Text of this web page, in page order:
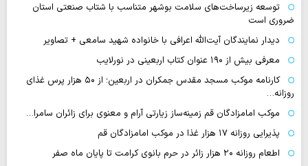
توسعه زیرساخت‌های سلامت بوشهر متناسب با شتاب صنعتی استان
ضروری است
دیدار نمایندگان آیت‌الله اعرافی با خانواده شهید سامعی + تصاویر
معرفی بیش از ۱۹۰ عنوان کتاب اربعینی در نورلایب
کارنامه موکب مسجد مقدس جمکران در اربعین؛ از ۵۰ هزار پرس غذای
روزانه…
موکب امامزادگان قم زمینه‌ساز زیارتی آرام و معنوی برای زائران سامرا…
پذیرایی روزانه ۱۷ هزار غذا در موکب امامزادگان قم
اطعام روزانه ۲۰ هزار زائر در حرم بانوی کرامت تا پایان ماه صفر